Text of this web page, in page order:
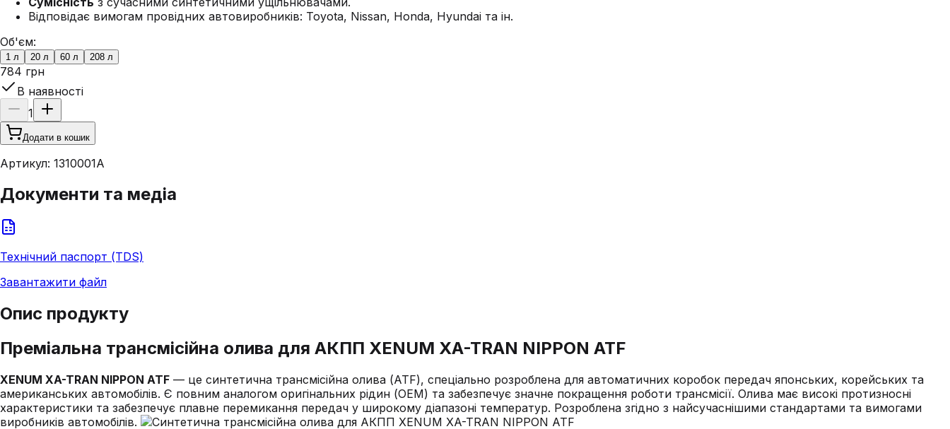
Відповідає вимогам провідних автовиробників: Toyota, Nissan, Honda, Hyundai та ін.
Об'єм:
1 л 20 л 60 л 208 л
784 грн
В наявності
1
Додати в кошик
Артикул: 1310001A
Документи та медіа
Технічний паспорт (TDS)
Завантажити файл
Опис продукту
Преміальна трансмісійна олива для АКПП XENUM XA-TRAN NIPPON ATF
XENUM XA-TRAN NIPPON ATF — це синтетична трансмісійна олива (ATF), спеціально розроблена для автоматичних коробок передач японських, корейських та
американських автомобілів. Є повним аналогом оригінальних рідин (OEM) та забезпечує значне покращення роботи трансмісії. Олива має високі протизносні
характеристики та забезпечує плавне перемикання передач у широкому діапазоні температур. Розроблена згідно з найсучаснішими стандартами та вимогами
виробників автомобілів.